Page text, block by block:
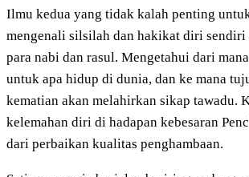
Ilmu kedua yang tidak kalah penting
mengenali silsilah dan hakikat diri sendiri
para nabi dan rasul. Mengetahui dari
untuk apa hidup di dunia, dan ke mana
kematian akan melahirkan sikap tawadu.
kelemahan diri di hadapan kebesaran
dari perbaikan kualitas penghambaan.